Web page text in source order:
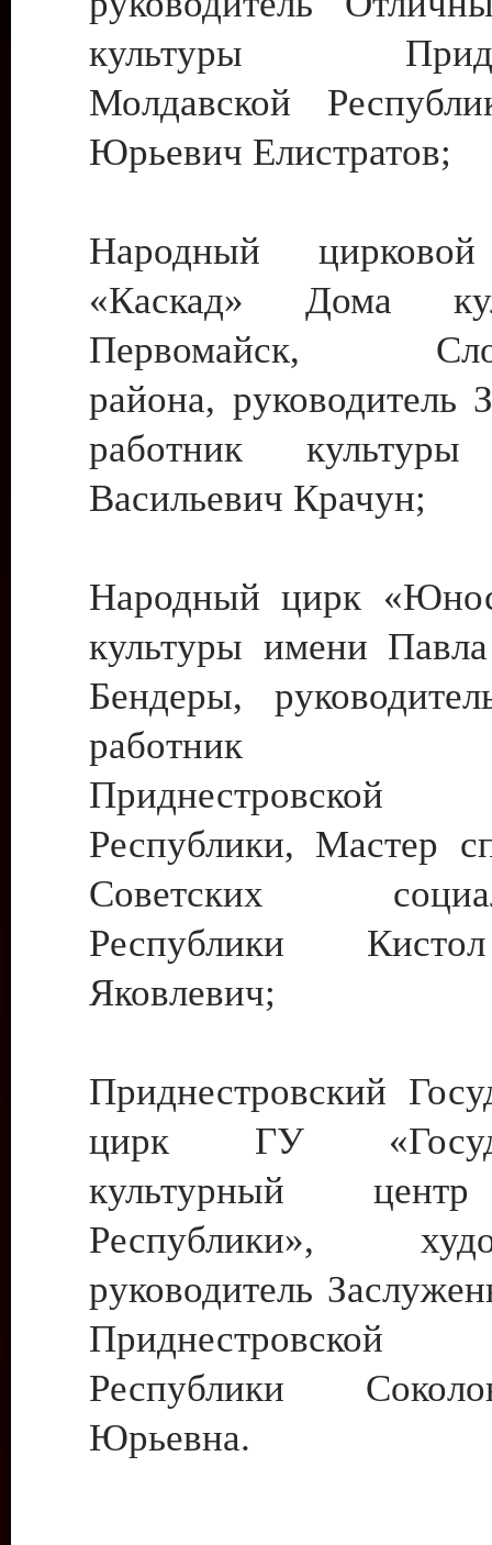
культуры
Молдавской
Юрьевич Елистратов;
Народный цирковой
«Каскад» Дома
Первомайск,
района, руководитель
работник культуры
Васильевич Крачун;
Народный цирк
культуры имени
Бендеры,
работник
Приднестровской
Республики, Мастер
Советских
Республики
Яковлевич;
Приднестровский
цирк ГУ
культурный
Республики»,
руководитель
Приднестровской
Республики
Юрьевна.